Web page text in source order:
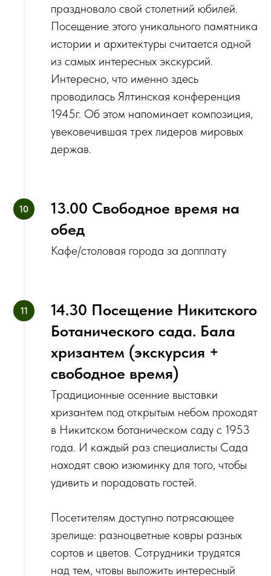
праздновало свой столетний юбилей.
Посещение этого уникального памятника
истории и архитектуры считается одной
из самых интересных экскурсий.
Интересно, что именно здесь
проводилась Ялтинская конференция
1945г. Об этом напоминает композиция,
увековечившая трех лидеров мировых
держав.
1‌3.00 Свободное время на
обед
Кафе/столовая города за допплату
14.30 Посещение Никитского
Ботанического сада. Бала
хризантем (экскурсия +
свободное время)
Традиционные осенние выставки
хризантем под открытым небом проходят
в Никитском ботаническом саду с 1953
года. И каждый раз специалисты Сада
находят свою изюминку для того, чтобы
удивить и порадовать гостей.
Посетителям доступно потрясающее
зрелище: разноцветные ковры разных
сортов и цветов. Сотрудники трудятся
над тем, чтовы выложить интересный